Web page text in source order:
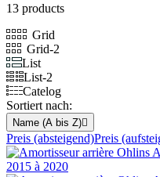
13 products
Grid
Grid-2
List
List-2
Catelog
Sortiert nach:
Name (A bis Z)
Preis (absteigend)Preis